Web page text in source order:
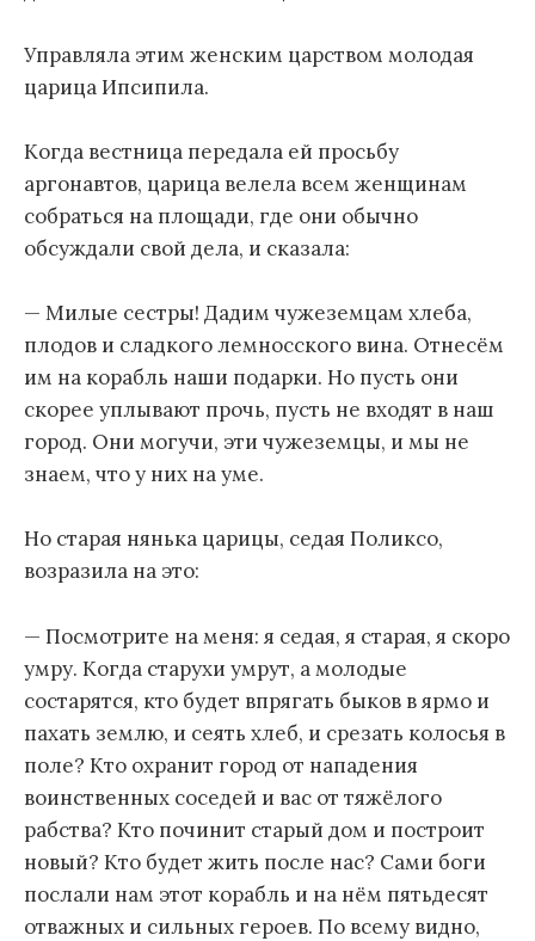
Управляла этим женским царством молодая
царица Ипсипила.
Когда вестница передала ей просьбу
аргонавтов, царица велела всем женщинам
собраться на площади, где они обычно
обсуждали свой дела, и сказала:
— Милые сестры! Дадим чужеземцам хлеба,
плодов и сладкого лемносского вина. Отнесём
им на корабль наши подарки. Но пусть они
скорее уплывают прочь, пусть не входят в наш
город. Они могучи, эти чужеземцы, и мы не
знаем, что у них на уме.
Но старая нянька царицы, седая Поликсо,
возразила на это:
— Посмотрите на меня: я седая, я старая, я скоро
умру. Когда старухи умрут, а молодые
состарятся, кто будет впрягать быков в ярмо и
пахать землю, и сеять хлеб, и срезать колосья в
поле? Кто охранит город от нападения
воинственных соседей и вас от тяжёлого
рабства? Кто починит старый дом и построит
новый? Кто будет жить после нас? Сами боги
послали нам этот корабль и на нём пятьдесят
отважных и сильных героев. По всему видно,